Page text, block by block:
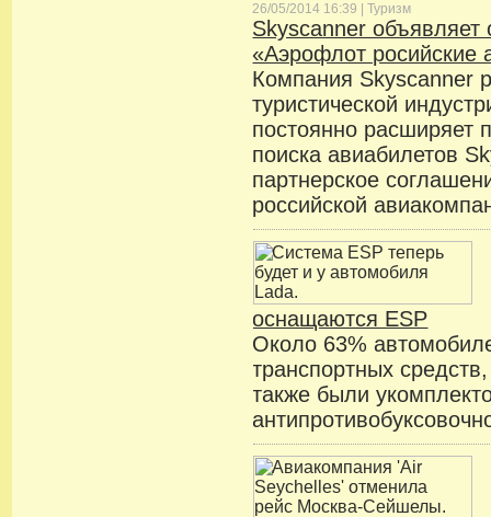
26/05/2014 16:39 |Туризм
Skyscanner объявляет
«Аэрофлот росийские
Компания Skyscanner
туристической
постоянно расширяет
поиска авиабилетов
партнерское
российской
оснащаются ESP
Около 63%
транспортных
также были